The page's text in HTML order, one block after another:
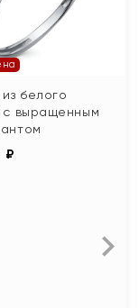
белого
с выращенным
₽